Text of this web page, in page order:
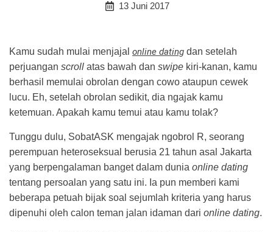
13 Juni 2017
Kamu sudah mulai menjajal online dating dan setelah
perjuangan scroll atas bawah dan swipe kiri-kanan, kamu
berhasil memulai obrolan dengan cowo ataupun cewek
lucu. Eh, setelah obrolan sedikit, dia ngajak kamu
ketemuan. Apakah kamu temui atau kamu tolak?
Tunggu dulu, SobatASK mengajak ngobrol R, seorang
perempuan heteroseksual berusia 21 tahun asal Jakarta
yang berpengalaman banget dalam dunia online dating
tentang persoalan yang satu ini. Ia pun memberi kami
beberapa petuah bijak soal sejumlah kriteria yang harus
dipenuhi oleh calon teman jalan idaman dari online dating.